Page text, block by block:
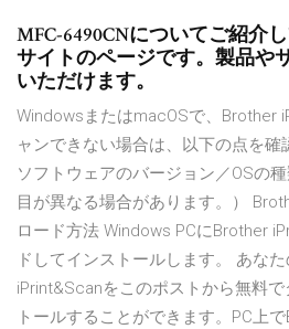
MFC-6490CNについてご紹介
サイトのページです。製品や
いただけます。
WindowsまたはmacOSで、Brother
ャンできない場合は、以下の点を確
ソフトウェアのバージョン／OSの
目が異なる場合があります。）
ロード方法 Windows PCにBrother
ドしてインストールします。 あな
iPrint&Scanをこのポストから無料
トールすることができます。PC上